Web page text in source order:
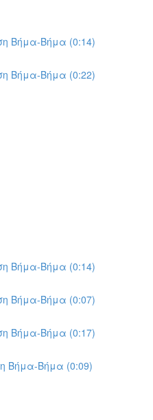
Βήμα-Βήμα (0:14)
Βήμα-Βήμα (0:22)
Βήμα-Βήμα (0:14)
Βήμα-Βήμα (0:07)
Βήμα-Βήμα (0:17)
Βήμα-Βήμα (0:09)